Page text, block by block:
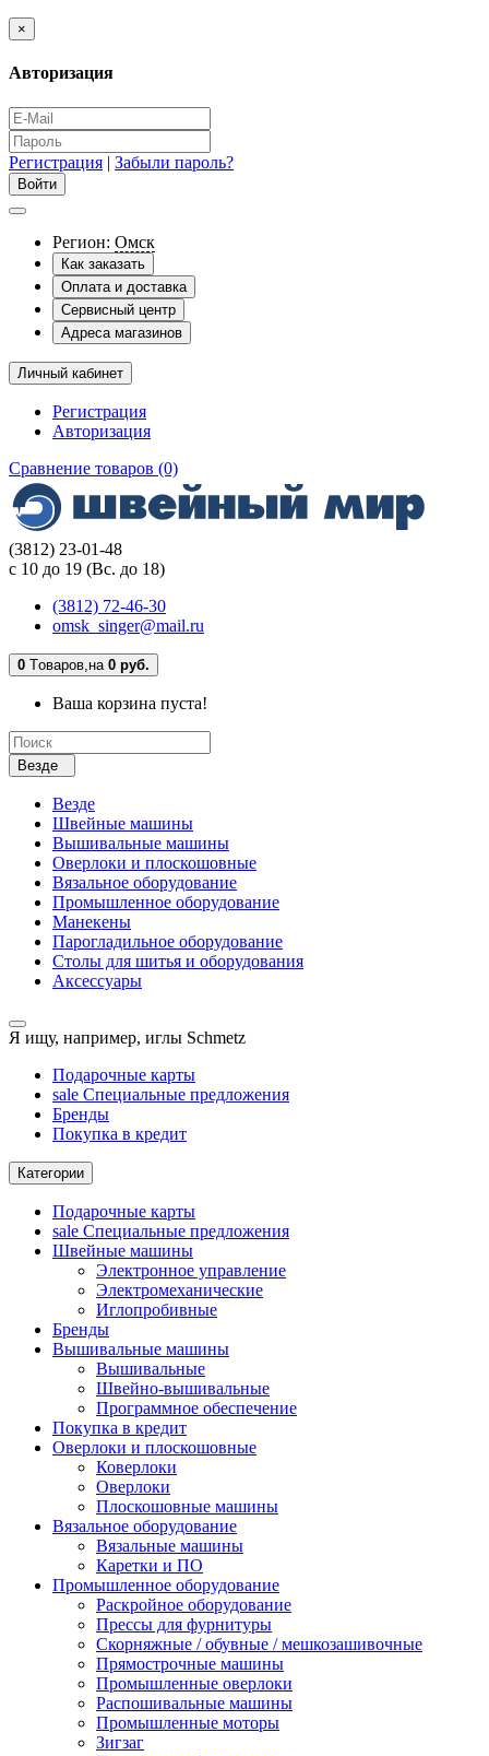
×
Авторизация
Регистрация | Забыли пароль?
Регион: Омск
Как заказать
Оплата и доставка
Сервисный центр
Адреса магазинов
Личный кабинет
Регистрация
Авторизация
Сравнение товаров (0)
(3812) 23-01-48
с 10 до 19 (Вс. до 18)
(3812) 72-46-30
omsk_singer@mail.ru
0 Tоваров,на 0 руб.
Ваша корзина пуста!
Везде
Везде
Швейные машины
Вышивальные машины
Оверлоки и плоскошовные
Вязальное оборудование
Промышленное оборудование
Манекены
Парогладильное оборудование
Столы для шитья и оборудования
Аксессуары
Я ищу, например, иглы Schmetz
Подарочные карты
sale Специальные предложения
Бренды
Покупка в кредит
Категории
Подарочные карты
sale Специальные предложения
Швейные машины
Электронное управление
Электромеханические
Иглопробивные
Бренды
Вышивальные машины
Вышивальные
Швейно-вышивальные
Программное обеспечение
Покупка в кредит
Оверлоки и плоскошовные
Коверлоки
Оверлоки
Плоскошовные машины
Вязальное оборудование
Вязальные машины
Каретки и ПО
Промышленное оборудование
Раскройное оборудование
Прессы для фурнитуры
Скорняжные / обувные / мешкозашивочные
Прямострочные машины
Промышленные оверлоки
Распошивальные машины
Промышленные моторы
Зигзаг